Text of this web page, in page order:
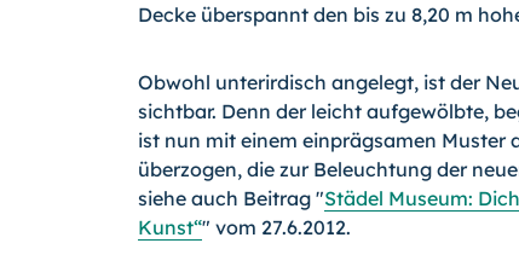
Decke überspannt den bis zu 8,20 m
Obwohl unterirdisch angelegt, ist der
sichtbar. Denn der leicht aufgewölbte,
ist nun mit einem einprägsamen Muster
überzogen, die zur Beleuchtung der
siehe auch Beitrag "Städel Museum:
Kunst“" vom 27.6.2012.